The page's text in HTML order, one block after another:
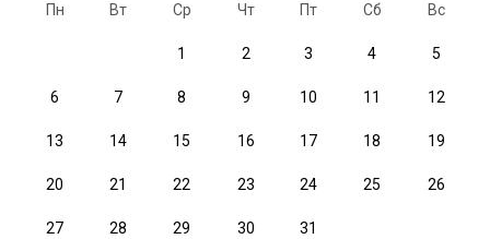
Пн Вт Ср Чт Пт Сб Вс
1 2 3 4 5
6 7 8 9 10 11 12
13 14 15 16 17 18 19
20 21 22 23 24 25 26
27 28 29 30
31